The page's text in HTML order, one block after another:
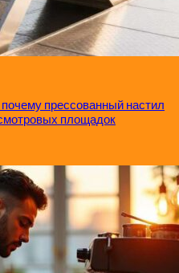
прессованный настил
площадок